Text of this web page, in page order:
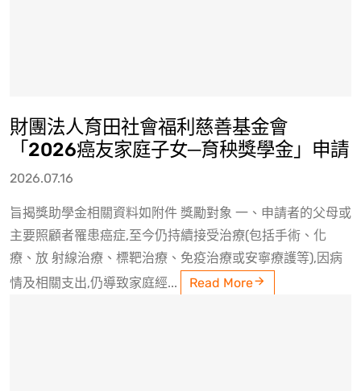
財團法人育田社會福利慈善基金會
「2026癌友家庭子女─育秧獎學金」申請
2026.07.16
旨揭獎助學金相關資料如附件 獎勵對象 一、申請者的父母或
主要照顧者罹患癌症,至今仍持續接受治療(包括手術、化
療、放 射線治療、標靶治療、免疫治療或安寧療護等),因病
情及相關支出,仍導致家庭經...
Read More